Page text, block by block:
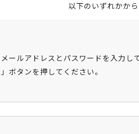
以下のいずれかか
ールアドレスとパスワードを入力して
ボタンを押してください。